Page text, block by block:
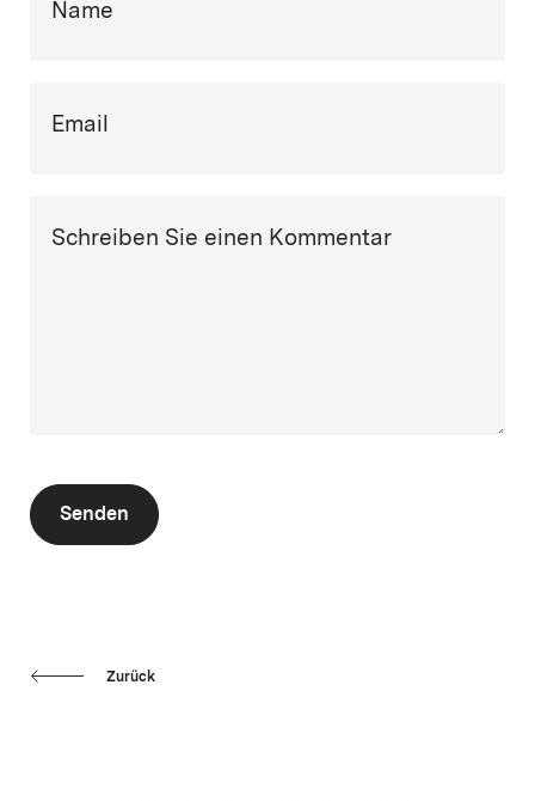
Name
Email
Schreiben Sie einen Kommentar
Senden
Zurück